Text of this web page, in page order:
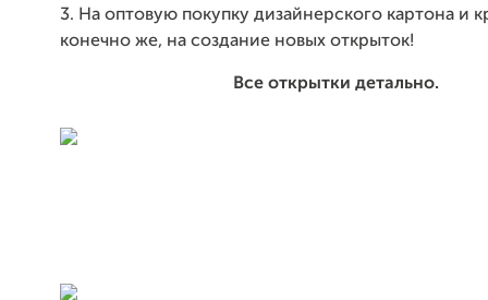
3. На оптовую покупку дизайнерского картона и
конечно же, на создание новых открыток!
Все открытки детально.